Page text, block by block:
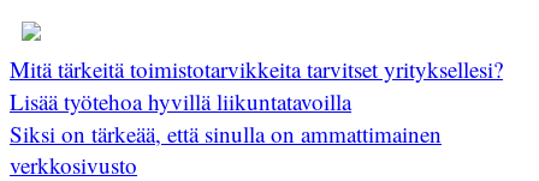
Mitä tärkeitä toimistotarvikkeita tarvitset yrityksellesi?
Lisää työtehoa hyvillä liikuntatavoilla
Siksi on tärkeää, että sinulla on ammattimainen
verkkosivusto